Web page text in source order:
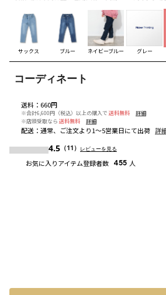
サックス ブルー ネイビーブルー グレー
コーディネート
送料 ： 660円
※合計6,600円（税込）以上の購入で 送料無料
詳細
※店頭受取なら 送料無料 詳細
配送 ： 通常、ご注文より1～5営業日にて出荷 詳
4.5 （11） レビューを見る
お気に入りアイテム登録者数 455 人